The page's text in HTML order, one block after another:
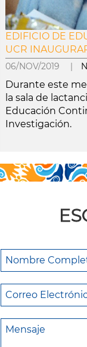
EDIFICIO DE
UCR
06/NOV/2019 |
Durante este
la sala de
Educación
Investigación.